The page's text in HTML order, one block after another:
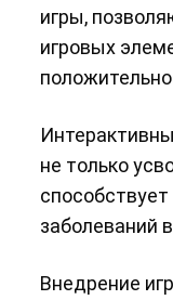
игры,
игровых
не только
заболеваний
Внедрение